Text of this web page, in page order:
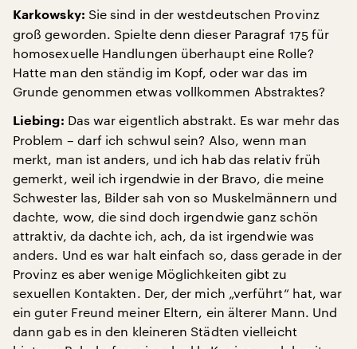
Karkowsky: Sie sind in der westdeutschen Provinz
groß geworden. Spielte denn dieser Paragraf 175 für
homosexuelle Handlungen überhaupt eine Rolle?
Hatte man den ständig im Kopf, oder war das im
Grunde genommen etwas vollkommen Abstraktes?
Liebing: Das war eigentlich abstrakt. Es war mehr das
Problem – darf ich schwul sein? Also, wenn man
merkt, man ist anders, und ich hab das relativ früh
gemerkt, weil ich irgendwie in der Bravo, die meine
Schwester las, Bilder sah von so Muskelmännern und
dachte, wow, die sind doch irgendwie ganz schön
attraktiv, da dachte ich, ach, da ist irgendwie was
anders. Und es war halt einfach so, dass gerade in der
Provinz es aber wenige Möglichkeiten gibt zu
sexuellen Kontakten. Der, der mich „verführt“ hat, war
ein guter Freund meiner Eltern, ein älterer Mann. Und
dann gab es in den kleineren Städten vielleicht